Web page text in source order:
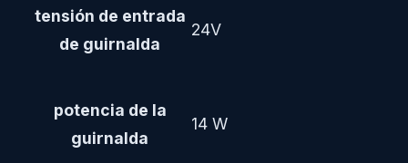
tensión de entrada
de guirnalda
24V
potencia de la
guirnalda
14 W